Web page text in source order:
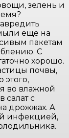
зелень и
еще на
пакетам
С
хорошо.
почвы,
во влажной
салат с
дрожжах. А
инфекцией,